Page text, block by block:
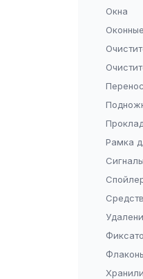
Окна
Рамка
Сигналы